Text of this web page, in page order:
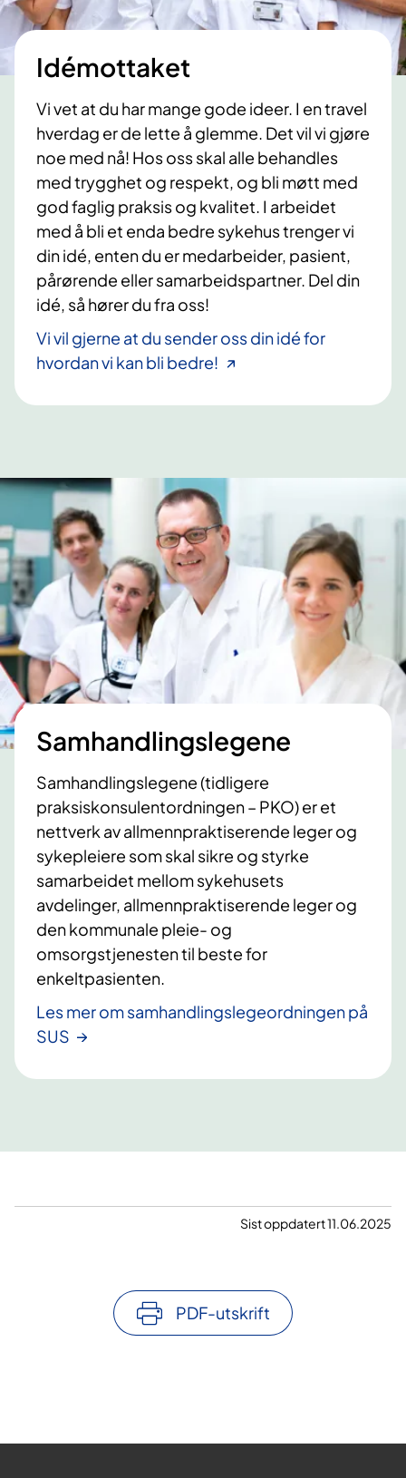
Idémottaket
Vi vet at du har mange gode ideer. I en travel
hverdag er de lette å glemme. Det vil vi gjøre
noe med nå! Hos oss skal alle behandles
med trygghet og respekt, og bli møtt med
god faglig praksis og kvalitet. I arbeidet
med å bli et enda bedre sykehus trenger vi
din idé, enten du er medarbeider, pasient,
pårørende eller samarbeidspartner. Del din
idé, så hører du fra oss!
Vi vil gjerne at du sender oss din idé for
hvordan vi kan bli bedre!
Samhandlingslegene
Samhandlingslegene (tidligere
praksiskonsulentordningen – PKO) er et
nettverk av allmennpraktiserende leger og
sykepleiere som skal sikre og styrke
samarbeidet mellom sykehusets
avdelinger, allmennpraktiserende leger og
den kommunale pleie- og
omsorgstjenesten til beste for
enkeltpasienten.
Les mer om samhandlingslegeordningen på
SUS
Sist oppdatert 11.06.2025
PDF-utskrift